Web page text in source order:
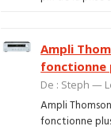
Ampli
fonctionne
De : Steph —
Ampli
fonctionne